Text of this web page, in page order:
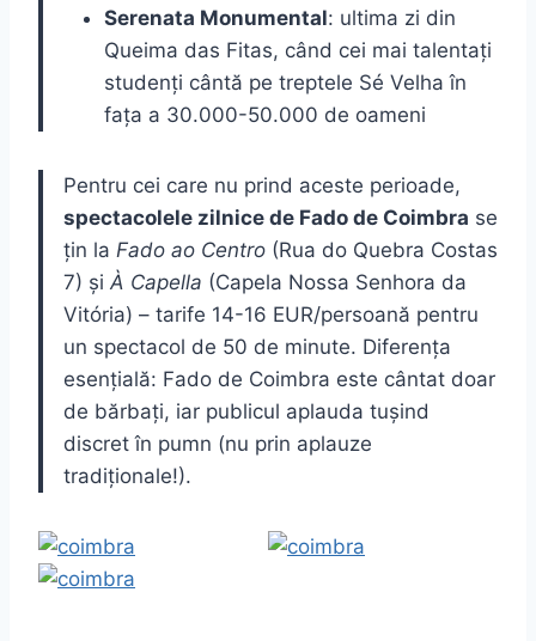
Serenata Monumental: ultima zi din
Queima das Fitas, când cei mai talentați
studenți cântă pe treptele Sé Velha în
fața a 30.000-50.000 de oameni
Pentru cei care nu prind aceste perioade,
spectacolele zilnice de Fado de Coimbra se
țin la Fado ao Centro (Rua do Quebra Costas
7) și À Capella (Capela Nossa Senhora da
Vitória) – tarife 14-16 EUR/persoană pentru
un spectacol de 50 de minute. Diferența
esențială: Fado de Coimbra este cântat doar
de bărbați, iar publicul aplauda tușind
discret în pumn (nu prin aplauze
tradiționale!).